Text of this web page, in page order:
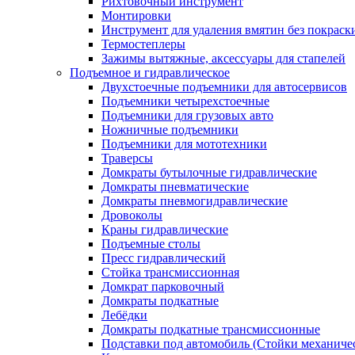
Монтировки
Инструмент для удаления вмятин без
Термостеплеры
Зажимы вытяжные, аксессуары для стапелей
Подъемное и гидравлическое
Двухстоечные подъемники для автосервисов
Подъемники четырехстоечные
Подъемники для грузовых авто
Ножничные подъемники
Подъемники для мототехники
Траверсы
Домкраты бутылочные гидравлические
Домкраты пневматические
Домкраты пневмогидравлические
Дровоколы
Краны гидравлические
Подъемные столы
Пресс гидравлический
Стойка трансмиссионная
Домкрат парковочный
Домкраты подкатные
Лебёдки
Домкраты подкатные трансмиссионные
Подставки под автомобиль (Стойки